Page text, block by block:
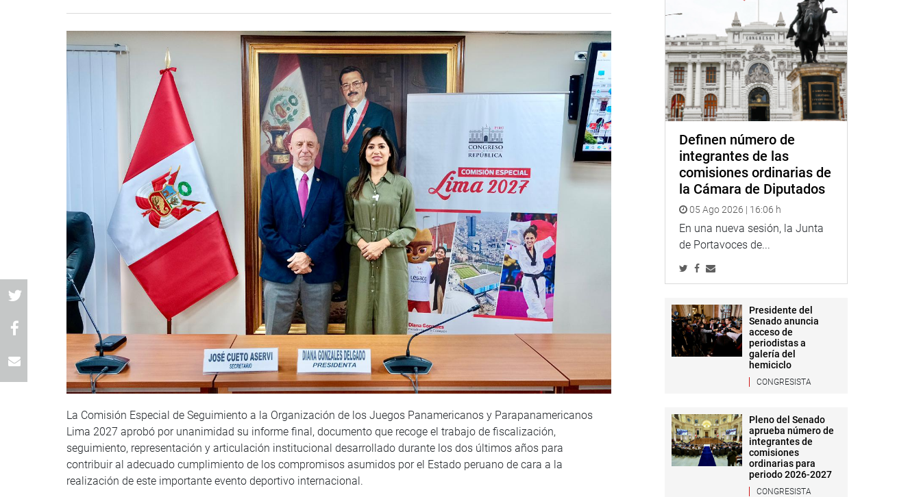
La Comisión Especial de Seguimiento a la Organización de los Juegos Panamericanos y Parapanamericanos
Lima 2027 aprobó por unanimidad su informe final, documento que recoge el trabajo de fiscalización,
seguimiento, representación y articulación institucional desarrollado durante los dos últimos años para
contribuir al adecuado cumplimiento de los compromisos asumidos por el Estado peruano de cara a la
realización de este importante evento deportivo internacional.
Definen número de
integrantes de las
comisiones ordinarias de
la Cámara de Diputados
05 Ago 2026 | 16:06 h
En una nueva sesión, la Junta
de Portavoces de...
Presidente del
Senado anuncia
acceso de
periodistas a
galería del
hemiciclo
CONGRESISTA
Pleno del Senado
aprueba número de
integrantes de
comisiones
ordinarias para
periodo 2026-2027
CONGRESISTA